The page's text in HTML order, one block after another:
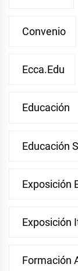
Convenio
Ecca.edu
Educación
Educación
Exposición
Exposición
Formación